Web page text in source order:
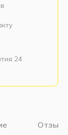
24